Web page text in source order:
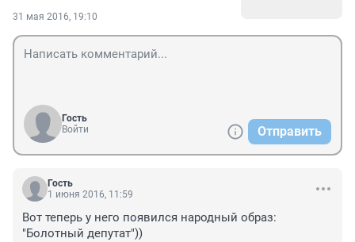
31 мая 2016, 19:10
Гость
Войти
Отправить
Гость
1 июня 2016, 11:59
Вот теперь у него появился народный образ:
"Болотный депутат"))